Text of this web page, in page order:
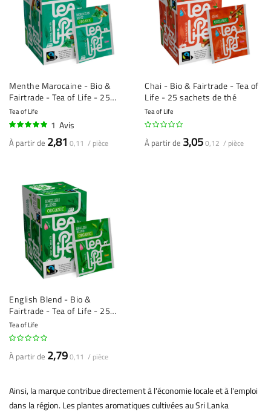
Menthe Marocaine - Bio &
Fairtrade - Tea of Life - 25
sachets de thé
Tea of Life
1 Avis
À partir de 2,81 0,11 / pièce
Chai - Bio & Fairtrade - Tea of
Life - 25 sachets de thé
Tea of Life
À partir de 3,050,12 / pièce
English Blend - Bio &
Fairtrade - Tea of Life - 25
sachets de thé
Tea of Life
À partir de 2,790,11 / pièce
Ainsi, la marque contribue directement à l'économie locale et à l'emploi
dans la région. Les plantes aromatiques cultivées au Sri Lanka